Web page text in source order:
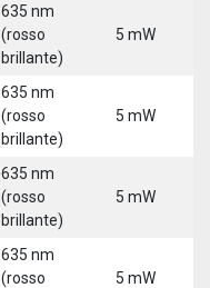
635 nm
(rosso
brillante)
5 mW
635 nm
(rosso
brillante)
5 mW
635 nm
(rosso
brillante)
5 mW
635 nm
(rosso
5 mW